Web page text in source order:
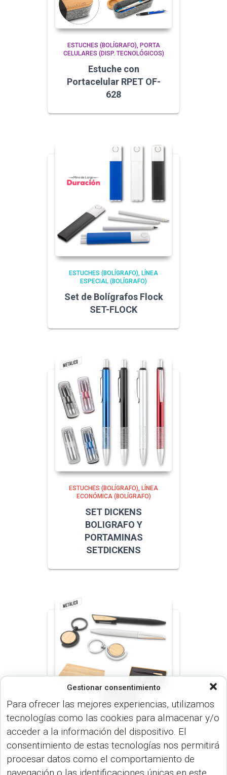
Gestionar consentimiento
Para ofrecer las mejores experiencias, utilizamos
tecnologías como las cookies para almacenar y/o
acceder a la información del dispositivo. El
consentimiento de estas tecnologías nos permitirá
procesar datos como el comportamiento de
ESTUCHES (BOLÍGRAFO)
PORTA
CELULARES (DISP. TECNOLÓGICOS)
Estuche con
Portacelular RPET OF-
628
ESTUCHES (BOLÍGRAFO) LÍNEA
ESPECIAL (BOLÍGRAFO)
Set de Bolígrafos Flock
SET-FLOCK
ESTUCHES (BOLÍGRAFO)
LÍNEA
ECONÓMICA (BOLÍGRAFO)
SET DICKENS
BOLIGRAFO Y
PORTAMINAS
SETDICKENS
ESTUCHES (BOLÍGRAFO) LÍNEA
ESPECIAL (BOLÍGRAFO)
Set ML-398 ML-398